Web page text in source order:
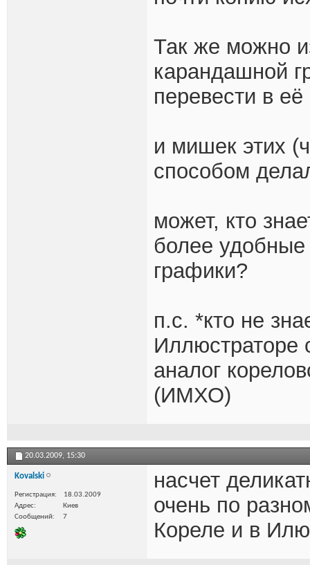
Так же можно
карандашной
перевести в
и мишек этих
способом
может, кто
более удобные
графики?
п.с. *кто не
Иллюстраторе
аналог
(ИМХО)
20.03.2009, 15:30
Kovalski
Регистрация
18.03.2009
Адрес
Киев
Сообщений
7
насчет
очень по
Кореле и в